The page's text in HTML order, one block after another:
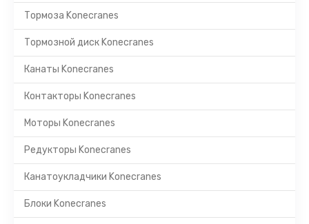
Тормоза Konecranes
Тормозной диск Konecranes
Канаты Konecranes
Контакторы Konecranes
Моторы Konecranes
Редукторы Konecranes
Канатоукладчики Konecranes
Блоки Konecranes